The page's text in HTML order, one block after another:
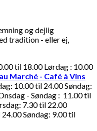
og dejlig
tradition - eller ej,
til 18.00 Lørdag : 10.00
Marché - Café à Vins
10.00 til 24.00 Søndag:
- Søndag : 11.00 til
7.30 til 22.00
Søndag: 9.00 til